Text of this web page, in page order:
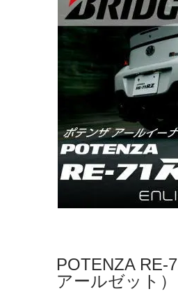
POTENZA RE-
アールゼット）